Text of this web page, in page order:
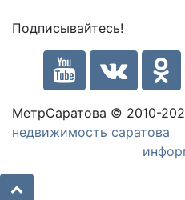
Подписывайтесь!
МетрСаратова © 2010-
недвижимость саратова